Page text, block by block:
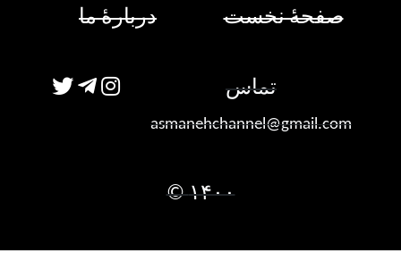
صفحۀ نخست دربارۀ ما
تماس
asmanehchannel@gmail.com
۱۴۰۰ ©